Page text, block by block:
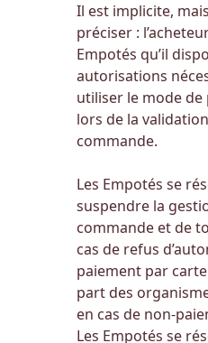
Il est implicite,
préciser :
Empotés qu’il
autorisations
utiliser le mode
lors de la
commande.
Les Empotés se
suspendre la
commande et de
cas de refus
paiement par
part des
en cas de non-
Les Empotés se